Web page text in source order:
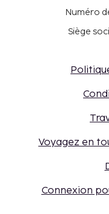
Numéro
Siège
Voyagez en
Connexion